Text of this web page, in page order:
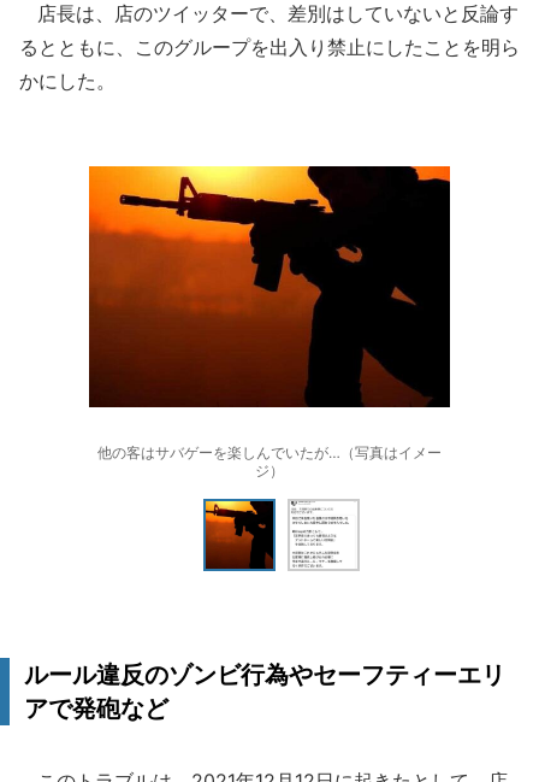
店長は、店のツイッターで、差別はしていないと反論す
るとともに、このグループを出入り禁止にしたことを明ら
かにした。
他の客はサバゲーを楽しんでいたが…（写真はイメー
ジ）
ルール違反のゾンビ行為やセーフティーエリ
アで発砲など